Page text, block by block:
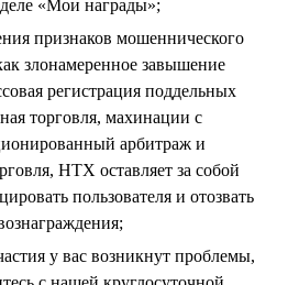
«Мои награды»;
признаков мошеннического
злонамеренное завышение
регистрация поддельных
торговля, махинации с
арбитраж и
HTX оставляет за собой
пользователя и отозвать
у вас возникнут проблемы,